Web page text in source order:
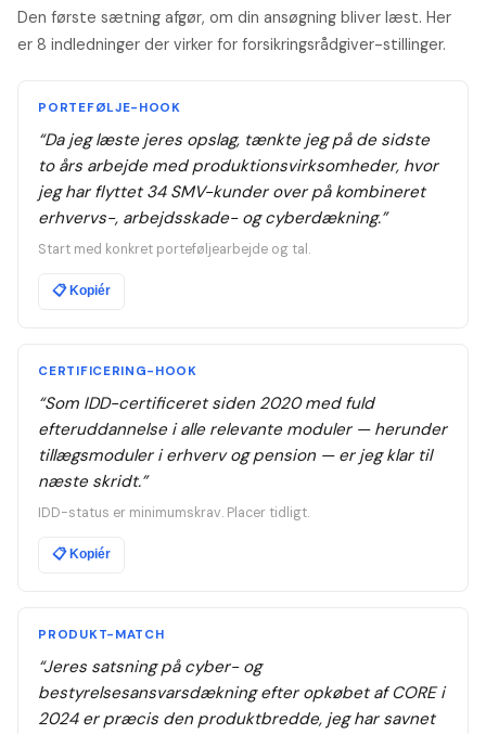
Den første sætning afgør, om din ansøgning bliver læst. Her
er 8 indledninger der virker for forsikringsrådgiver-stillinger.
PORTEFØLJE-HOOK
“Da jeg læste jeres opslag, tænkte jeg på de sidste
to års arbejde med produktionsvirksomheder, hvor
jeg har flyttet 34 SMV-kunder over på kombineret
erhvervs-, arbejdsskade- og cyberdækning.”
Start med konkret porteføljearbejde og tal.
📋Kopiér
CERTIFICERING-HOOK
“Som IDD-certificeret siden 2020 med fuld
efteruddannelse i alle relevante moduler — herunder
tillægsmoduler i erhverv og pension — er jeg klar til
næste skridt.”
IDD-status er minimumskrav. Placer tidligt.
📋Kopiér
PRODUKT-MATCH
“Jeres satsning på cyber- og
bestyrelsesansvarsdækning efter opkøbet af CORE i
2024 er præcis den produktbredde, jeg har savnet